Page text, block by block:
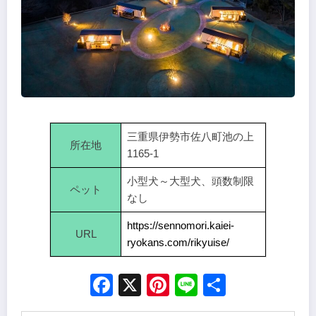
所在地
三重県伊勢市佐八町池の上
1165-1
ペット
小型犬～大型犬、頭数制限
なし
URL
https://sennomori.kaiei-
ryokans.com/rikyuise/
Facebook
X Pinterest
Line